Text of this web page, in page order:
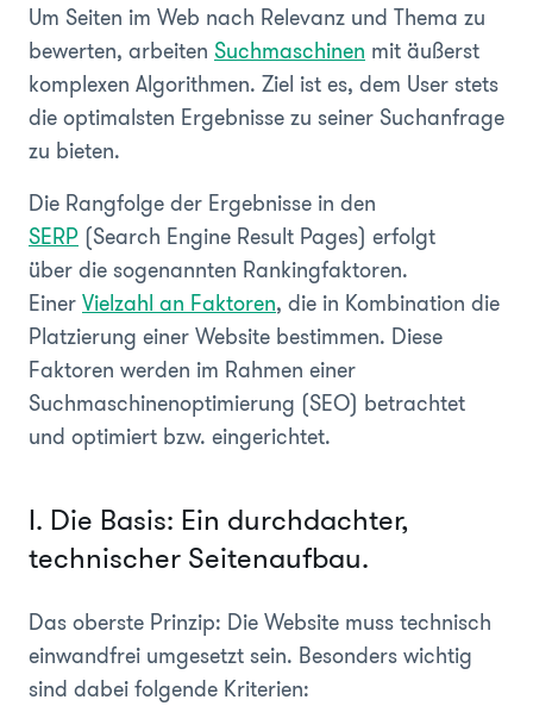
Um Seiten im Web nach Relevanz und Thema zu
bewerten, arbeiten Suchmaschinen mit äußerst
komplexen Algorithmen. Ziel ist es, dem User stets
die optimalsten Ergebnisse zu seiner Suchanfrage
zu bieten.
Die Rangfolge der Ergebnisse in den
SERP (Search Engine Result Pages) erfolgt
überdie sogenannten Rankingfaktoren.
EinerVielzahl an Faktoren, die in Kombination die
Platzierung einer Website bestimmen. Diese
Faktoren werden im Rahmen einer
Suchmaschinenoptimierung (SEO) betrachtet
und optimiert bzw. eingerichtet.
I. Die Basis: Ein durchdachter,
technischer Seitenaufbau.
Das oberste Prinzip: Die Website muss technisch
einwandfrei umgesetzt sein. Besonders wichtig
sind dabei folgende Kriterien: